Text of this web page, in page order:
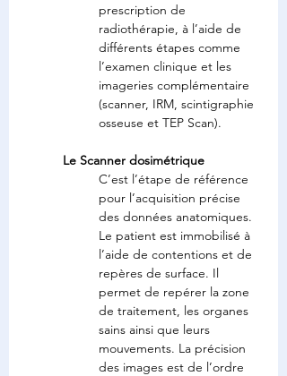
prescription de
radiothérapie, à l’aide de
différents étapes comme
l’examen clinique et les
imageries complémentaire
(scanner, IRM, scintigraphie
osseuse et TEP Scan).
Le Scanner dosimétrique
C’est l’étape de référence
pour l’acquisition précise
des données anatomiques.
Le patient est immobilisé à
l’aide de contentions et de
repères de surface. Il
permet de repérer la zone
de traitement, les organes
sains ainsi que leurs
mouvements. La précision
des images est de l’ordre